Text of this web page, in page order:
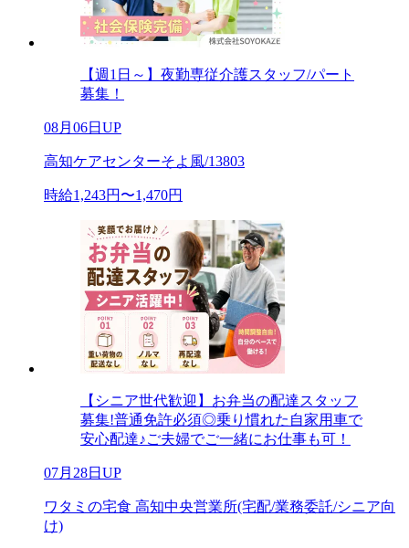
【週1日～】夜勤専従介護スタッフ/パート
募集！
08月06日UP
高知ケアセンターそよ風/13803
時給1,243円〜1,470円
【シニア世代歓迎】お弁当の配達スタッフ
募集!普通免許必須◎乗り慣れた自家用車で
安心配達♪ご夫婦でご一緒にお仕事も可！
07月28日UP
ワタミの宅食 高知中央営業所(宅配/業務委託/シニア向
け)